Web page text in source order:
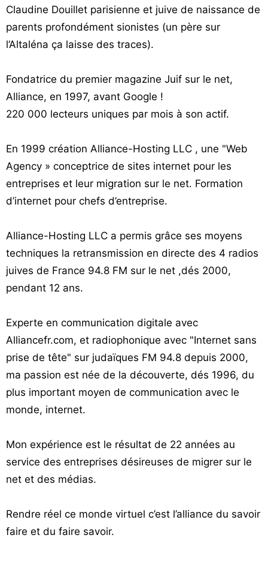
Vos
chroniques
adresses
Claudine Douillet parisienne et juive de naissance de
parents profondément sionistes (un père sur
l’Altaléna ça laisse des traces).
Fondatrice du premier magazine Juif sur le net,
Alliance, en 1997, avant Google !
220 000 lecteurs uniques par mois à son actif.
En 1999 création Alliance-Hosting LLC , une "Web
Agency » conceptrice de sites internet pour les
entreprises et leur migration sur le net. Formation
d’internet pour chefs d’entreprise.
Alliance-Hosting LLC a permis grâce ses moyens
techniques la retransmission en directe des 4 radios
juives de France 94.8 FM sur le net ,dés 2000,
pendant 12 ans.
Experte en communication digitale avec
Alliancefr.com, et radiophonique avec "Internet sans
prise de tête" sur judaïques FM 94.8 depuis 2000,
ma passion est née de la découverte, dés 1996, du
plus important moyen de communication avec le
monde, internet.
Mon expérience est le résultat de 22 années au
service des entreprises désireuses de migrer sur le
net et des médias.
Rendre réel ce monde virtuel c’est l’alliance du savoir
faire et du faire savoir.